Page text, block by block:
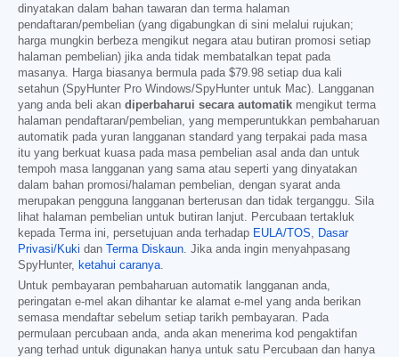
dinyatakan dalam bahan tawaran dan terma halaman
pendaftaran/pembelian (yang digabungkan di sini melalui rujukan;
harga mungkin berbeza mengikut negara atau butiran promosi setiap
halaman pembelian) jika anda tidak membatalkan tepat pada
masanya. Harga biasanya bermula pada $79.98 setiap dua kali
setahun (SpyHunter Pro Windows/SpyHunter untuk Mac). Langganan
yang anda beli akan diperbaharui secara automatik mengikut terma
halaman pendaftaran/pembelian, yang memperuntukkan pembaharuan
automatik pada yuran langganan standard yang terpakai pada masa
itu yang berkuat kuasa pada masa pembelian asal anda dan untuk
tempoh masa langganan yang sama atau seperti yang dinyatakan
dalam bahan promosi/halaman pembelian, dengan syarat anda
merupakan pengguna langganan berterusan dan tidak terganggu. Sila
lihat halaman pembelian untuk butiran lanjut. Percubaan tertakluk
kepada Terma ini, persetujuan anda terhadap EULA/TOS
Dasar
Privasi/Kuki dan Terma Diskaun . Jika anda ingin menyahpasang
SpyHunter,
ketahui caranya
Untuk pembayaran pembaharuan automatik langganan anda,
peringatan e-mel akan dihantar ke alamat e-mel yang anda berikan
semasa mendaftar sebelum setiap tarikh pembayaran. Pada
permulaan percubaan anda, anda akan menerima kod pengaktifan
yang terhad untuk digunakan hanya untuk satu Percubaan dan hanya